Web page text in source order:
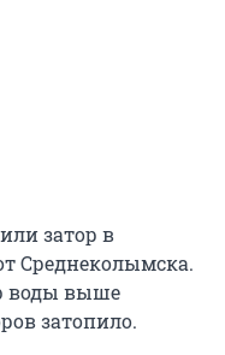
затор в
Среднеколымска.
воды выше
затопило.